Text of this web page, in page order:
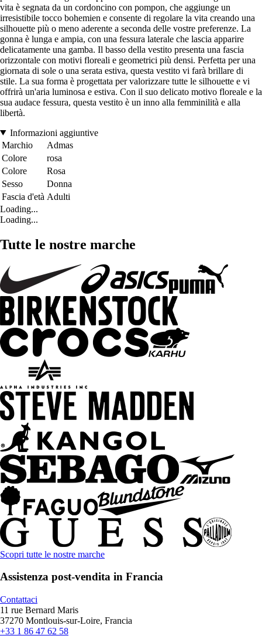
vita è segnata da un cordoncino con pompon, che aggiunge un
irresistibile tocco bohemien e consente di regolare la vita creando una
silhouette più o meno aderente a seconda delle vostre preferenze. La
gonna è lunga e ampia, con una fessura laterale che lascia apparire
delicatamente una gamba. Il basso della vestito presenta una fascia
orizzontale con motivi floreali e geometrici più densi. Perfetta per una
giornata di sole o una serata estiva, questa vestito vi farà brillare di
stile. La sua forma è progettata per valorizzare tutte le silhouette e vi
offrirà un'aria luminosa e estiva. Con il suo delicato motivo floreale e la
sua audace fessura, questa vestito è un inno alla femminilità e alla
libertà.
Informazioni aggiuntive
Marchio
Admas
Colore
rosa
Colore
Rosa
Sesso
Donna
Fascia d'età Adulti
Loading...
Loading...
Tutte le nostre marche
Scopri tutte le nostre marche
Assistenza post-vendita in Francia
Contattaci
11 rue Bernard Maris
37270 Montlouis-sur-Loire, Francia
+33 1 86 47 62 58